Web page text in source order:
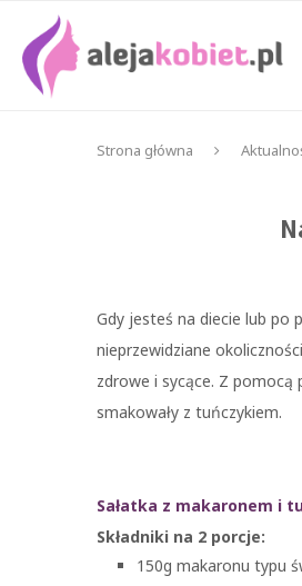
Strona główna
Gdy jesteś na diecie lub po
nieprzewidziane
zdrowe i sycące. Z
smakowały z tuńczykiem.
Sałatka z makaronem i
Składniki na 2 porcje:
150g makaronu typu